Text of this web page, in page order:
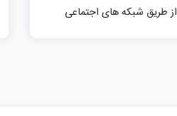
از طریق شبکه های اجتماعی